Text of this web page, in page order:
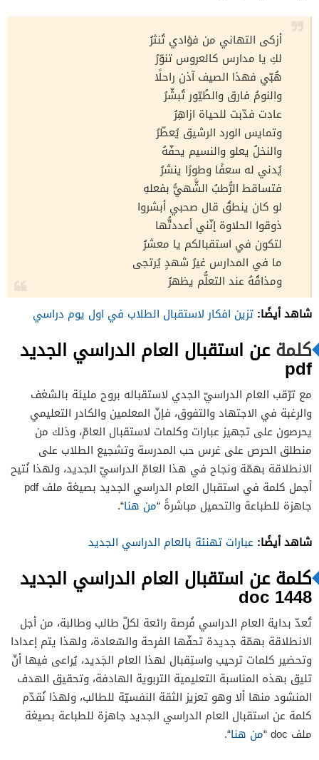
أزكى التهاني من فؤادي تُنثرُ
لكِ يا مدارس كالعروس تنوّرُ
هُبّي فهذا الصيف آذن راحلًا
والنومُ فارق والطُيّور تُبشّرُ
عادت فدّبت للحياة ازاهِرُ
وتمايس الورد الرشيق يُعطّرُ
والنخلُ يعلو والنسيم يحفّهُ
يُدني له سعفًا وطورًا ينشرُ
فتساقط الرُّطبُ الشَّهيُّ بفعلهِ
لو كان ينطقُ قال صحبي أبشروا
ذوقوا الحلاوة إنّني أعددتُّها
لتكون في استقبالكم يا معشرُ
ما في المدارس غيرُ شهدٍ يُرتجى
ومذاقُهُ عند التعلُّم يظهرُ
شاهد أيضًا: تزين افكار لاستقبال الطلاب في اول يوم دراسي
كلمةعن استقبال العام الدراسي الجديد
pdf
مع ترّقب العام الدراسيّ الجدي لاستقباله بروح مليئة بالشغف
والرغبة في الاجتهاد والتفوق، فإنّ المعلمين والكادر التعليمي
يحرصون على تجهيز عبارات وكلمات لاستقبال العامّ، وذلك من
منطلق الحرص على غرس حب المدرسة وتشجيع الطلاب على
الانطلاقة بهمّة ونجاح في هذا العامّ الدراسيّ الجديد، ولهذا نُتيح
أجمل كلمة في استقبال العام الدراسي الجديد بصيغة ملف pdf
جاهزة للطباعة والتحميل مباشرةً “من هنا“.
شاهد أيضًا: عبارات تهنئة بالعام الدراسي الجديد
كلمة عن استقبال العام الدراسي الجديد
1448 doc
تُعدّ بداية العام الدراسي فُرصة رائعة لكلّ طالب وطالبة، من أجل
الانطلاقة بهمّة جديدة تحفّها الفرحة والسّعادة، ولهذا يتم إعدادا
وتحضير كلمات ترحيب واستِقبال لهذا العام الجَديد، يُراعى فيها أنّ
تليق بهذه المناسبة التعليمية التربوية الهادفة، وتحقيق الهدف
المنشود منها ألا وهو تعزيز الثقة النفسيّة للطالب، ولهذا نُقدّم
كلمة عن استقبال العام الدراسي الجديد جاهزة للطباعة بصيغة
ملف doc “
من هنا“.